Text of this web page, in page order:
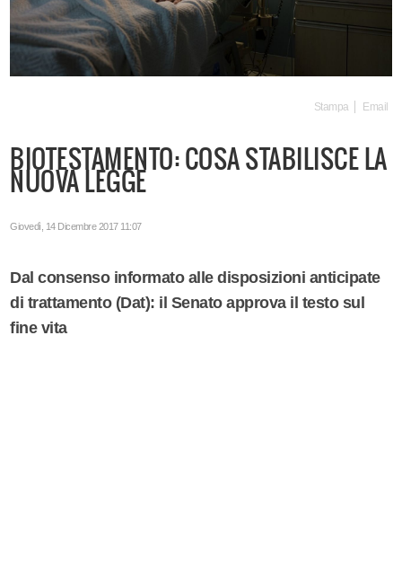
Stampa Email
BIOTESTAMENTO: COSA STABILISCE LA
NUOVA LEGGE
Giovedì, 14 Dicembre 2017 11:07
Dal consenso informato alle disposizioni anticipate
di trattamento (Dat): il Senato approva il testo sul
fine vita